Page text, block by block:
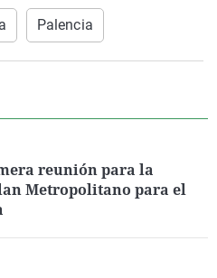
Palencia
reunión para la
Metropolitano para el